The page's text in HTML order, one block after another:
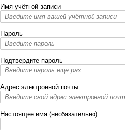
Имя учётной записи
Пароль
Подтвердите пароль
Адрес электронной почты
Настоящее имя (необязательно)